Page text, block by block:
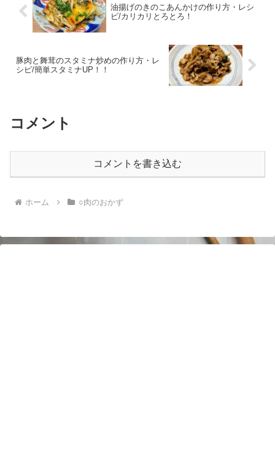
油揚げのきのこあんかけの作り方・レシ
ピ/カリカリとろとろ！
豚肉と舞茸のスタミナ炒めの作り方・レ
シピ/簡単スタミナUP！！
コメント
コメントを書き込む
ホーム ○肉のおかず